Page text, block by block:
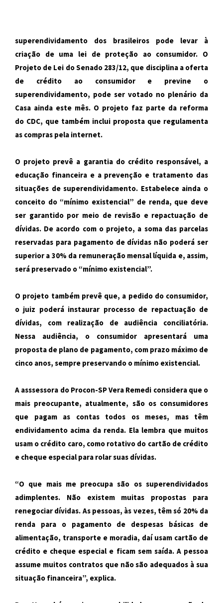
superendividamento dos brasileiros pode levar à
criação de uma lei de proteção ao consumidor. O
Projeto de Lei do Senado 283/12, que disciplina a oferta
de crédito ao consumidor e previne o
superendividamento, pode ser votado no plenário da
Casa ainda este mês. O projeto faz parte da reforma
do CDC, que também inclui proposta que regulamenta
as compras pela internet.
O projeto prevê a garantia do crédito responsável, a
educação financeira e a prevenção e tratamento das
situações de superendividamento. Estabelece ainda o
conceito do “mínimo existencial” de renda, que deve
ser garantido por meio de revisão e repactuação de
dívidas. De acordo com o projeto, a soma das parcelas
reservadas para pagamento de dívidas não poderá ser
superior a 30% da remuneração mensal líquida e, assim,
será preservado o “mínimo existencial”.
O projeto também prevê que, a pedido do consumidor,
o juiz poderá instaurar processo de repactuação de
dívidas, com realização de audiência conciliatória.
Nessa audiência, o consumidor apresentará uma
proposta de plano de pagamento, com prazo máximo de
cinco anos, sempre preservando o mínimo existencial.
A asssessora do Procon-SP Vera Remedi considera que o
mais preocupante, atualmente, são os consumidores
que pagam as contas todos os meses, mas têm
endividamento acima da renda. Ela lembra que muitos
usam o crédito caro, como rotativo do cartão de crédito
e cheque especial para rolar suas dívidas.
“O que mais me preocupa são os superendividados
adimplentes. Não existem muitas propostas para
renegociar dívidas. As pessoas, às vezes, têm só 20% da
renda para o pagamento de despesas básicas de
alimentação, transporte e moradia, daí usam cartão de
crédito e cheque especial e ficam sem saída. A pessoa
assume muitos contratos que não são adequados à sua
situação financeira”, explica.